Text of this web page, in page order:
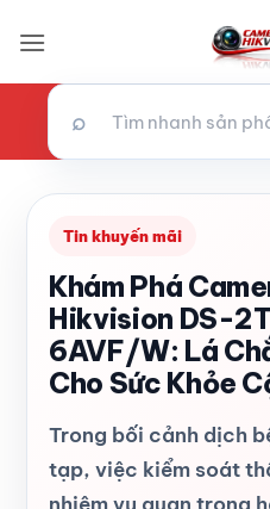
qua
⌕
Tin khuyến mãi
Khám Phá
Hikvision DS-
6AVF/W: Lá
Cho Sức Khỏe
Trong bối cảnh dịch
tạp, việc kiểm soát